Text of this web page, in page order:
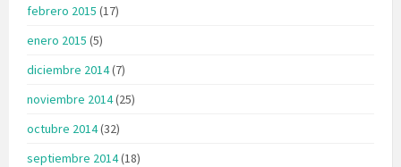
febrero 2015 (17)
enero 2015 (5)
diciembre 2014(7)
noviembre 2014(25)
octubre 2014(32)
septiembre 2014(18)